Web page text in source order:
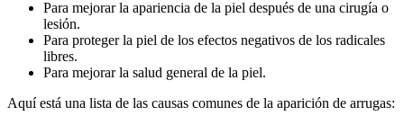
Para mejorar la apariencia de la piel después de una cirugía o
lesión.
Para proteger la piel de los efectos negativos de los radicales
libres.
Para mejorar la salud general de la piel.
Aquí está una lista de las causas comunes de la aparición de arrugas: